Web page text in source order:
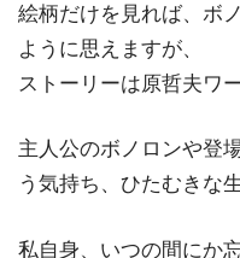
絵柄だけを見れば、ボ
ように思えますが、
ストーリーは原哲夫ワ
主人公のボノロンや登
う気持ち、ひたむきな
私自身、いつの間にか